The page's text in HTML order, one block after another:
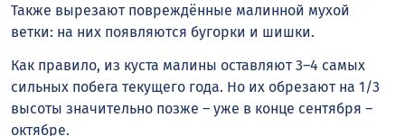
Также вырезают повреждённые малинной мухой
ветки: на них появляются бугорки и шишки.
Как правило, из куста малины оставляют 3–4 самых
сильных побега текущего года. Но их обрезают на 1/3
высоты значительно позже – уже в конце сентября –
октябре.